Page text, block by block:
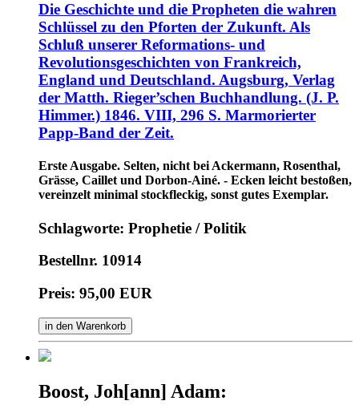
Die Geschichte und die Propheten die wahren
Schlüssel zu den Pforten der Zukunft. Als
Schluß unserer Reformations- und
Revolutionsgeschichten von Frankreich,
England und Deutschland. Augsburg, Verlag
der Matth. Rieger’schen Buchhandlung. (J. P.
Himmer.) 1846. VIII, 296 S. Marmorierter
Papp-Band der Zeit.
Erste Ausgabe. Selten, nicht bei Ackermann, Rosenthal,
Grässe, Caillet und Dorbon-Ainé. - Ecken leicht bestoßen,
vereinzelt minimal stockfleckig, sonst gutes Exemplar.
Schlagworte: Prophetie / Politik
Bestellnr. 10914
Preis: 95,00 EUR
in den Warenkorb
Boost, Joh[ann] Adam: